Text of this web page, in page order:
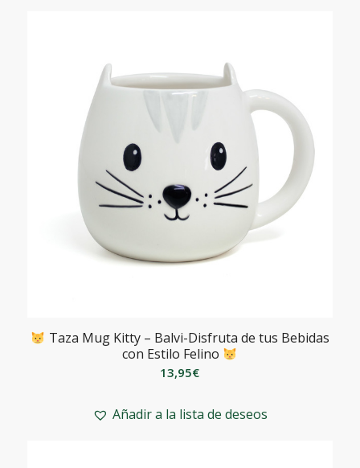
Taza Mug Kitty – Balvi-Disfruta de tus Bebidas
con Estilo Felino
13,95€
Añadir a la lista de deseos